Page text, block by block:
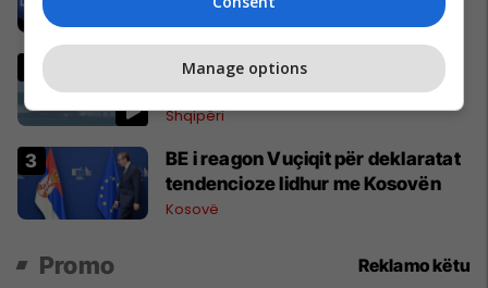
Politikë
Fenomen i çuditshëm në Gjirin e
Lalzit, pamjet bëhen virale
Shqipëri
BE i reagon Vuçiqit për deklaratat
tendencioze lidhur me Kosovën
Kosovë
Promo Reklamo këtu
Manage options